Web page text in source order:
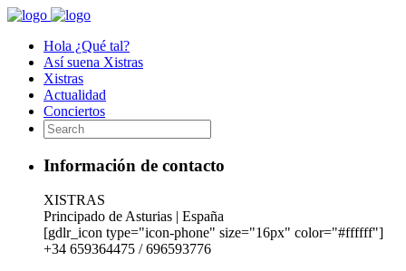
Hola ¿Qué tal?
Así suena Xistras
Xistras
Actualidad
Conciertos
Información de contacto
XISTRAS
Principado de Asturias | España
[gdlr_icon type="icon-phone" size="16px" color="#ffffff"]
+34 659364475 / 696593776